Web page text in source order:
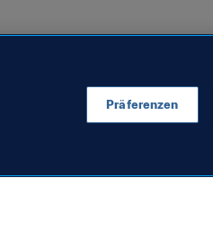
Präferenzen